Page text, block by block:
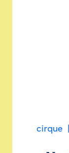
cirque